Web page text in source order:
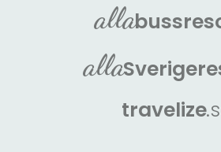
allabuss
allaSverige
travelize